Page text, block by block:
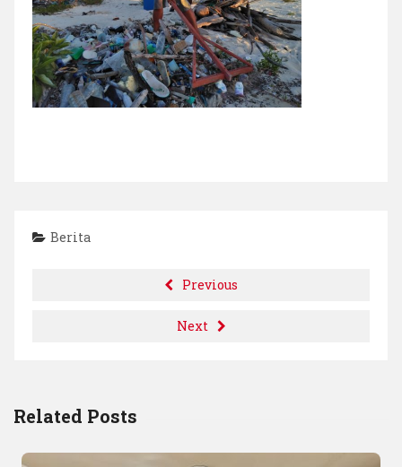
Berita
Previous
Next
Related Posts